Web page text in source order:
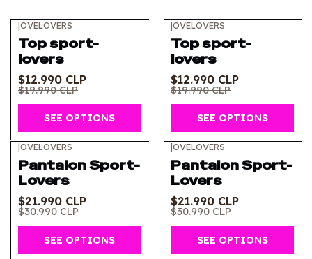
|OVELOVERS
Top sport-
lovers
$12.990 CLP
$19.990 CLP
SEE OPTIONS
|OVELOVERS
Top sport-
lovers
$12.990 CLP
$19.990 CLP
SEE OPTIONS
|OVELOVERS
Pantalon Sport-
Lovers
$21.990 CLP
$30.990 CLP
SEE OPTIONS
|OVELOVERS
Pantalon Sport-
Lovers
$21.990 CLP
$30.990 CLP
SEE OPTIONS